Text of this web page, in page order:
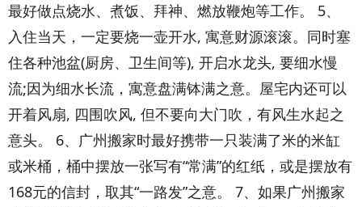
最好做点烧水、煮饭、拜神、燃放鞭炮等工作。 5、
入住当天，一定要烧一壶开水, 寓意财源滚滚。同时塞
住各种池盆(厨房、卫生间等), 开启水龙头, 要细水慢
流;因为细水长流，寓意盘满钵满之意。屋宅内还可以
开着风扇, 四围吹风, 但不要向大门吹，有风生水起之
意头。 6、广州搬家时最好携带一只装满了米的米缸
或米桶，桶中摆放一张写有“常满”的红纸，或是摆放有
168元的信封，取其“一路发”之意。 7、如果广州搬家